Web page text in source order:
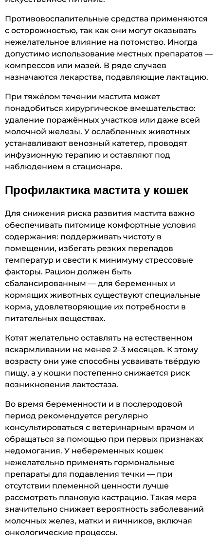
Противовоспалительные средства применяются
с осторожностью, так как они могут оказывать
нежелательное влияние на потомство. Иногда
допустимо использование местных препаратов —
компрессов или мазей. В ряде случаев
назначаются лекарства, подавляющие лактацию.
При тяжёлом течении мастита может
понадобиться хирургическое вмешательство:
удаление поражённых участков или даже всей
молочной железы. У ослабленных животных
устанавливают венозный катетер, проводят
инфузионную терапию и оставляют под
наблюдением в стационаре.
Профилактика мастита у кошек
Для снижения риска развития мастита важно
обеспечивать питомице комфортные условия
содержания: поддерживать чистоту в
помещении, избегать резких перепадов
температур и свести к минимуму стрессовые
факторы. Рацион должен быть
сбалансированным — для беременных и
кормящих животных существуют специальные
корма, удовлетворяющие их потребности в
питательных веществах.
Котят желательно оставлять на естественном
вскармливании не менее 2–3 месяцев. К этому
возрасту они уже способны усваивать твёрдую
пищу, а у кошки постепенно снижается риск
возникновения лактостаза.
Во время беременности и в послеродовой
период рекомендуется регулярно
консультироваться с ветеринарным врачом и
обращаться за помощью при первых признаках
недомогания. У небеременных кошек
нежелательно применять гормональные
препараты для подавления течки — при
отсутствии племенной ценности лучше
рассмотреть плановую кастрацию. Такая мера
значительно снижает вероятность заболеваний
молочных желез, матки и яичников, включая
онкологические процессы.